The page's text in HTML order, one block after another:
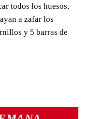
todos los huesos,
a zafar los
y 5 barras de